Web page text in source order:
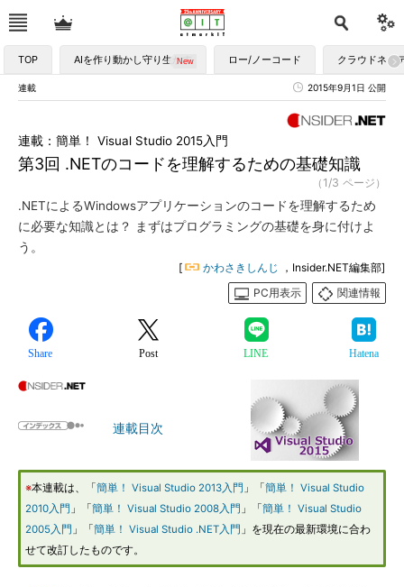
TOP AIを作り動かし守り生かす ロー/ノーコード クラウドネイ
連載 2015年9月1日 公開
第3回 .NETのコードを理解するための基礎知識
連載：簡単！ Visual Studio 2015入門
（1/3 ページ）
.NETによるWindowsアプリケーションのコードを理解するため
に必要な知識とは？ まずはプログラミングの基礎を身に付けよ
う。
[ かわさきしんじ
，Insider.NET編集部]
PC用表示
関連情報
Share Post LINE Hatena
連載目次
※本連載は、「 簡単！ Visual Studio 2013入門 」「 簡単！ Visual Studio
2010入門 」「 簡単！ Visual Studio 2008入門 」「 簡単！ Visual Studio
2005入門 」「 簡単！ Visual Studio .NET入門 」を現在の最新環境に合わ
せて改訂したものです。